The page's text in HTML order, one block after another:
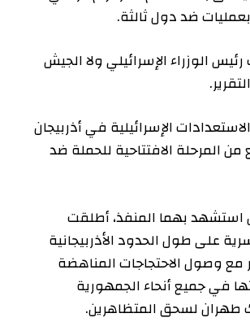
ضد دول ثالثة.
الوزراء الإسرائيلي ولا الجيش
الإسرائيلية في أذربيجان
المرحلة الافتتاحية للحملة ضد
بهما المنفذ، أطلقت
على طول الحدود الأذربيجانية
مع وصول الاحتجاجات المناهضة
في جميع أنحاء الجمهورية
طهران لسحق المتظاهرين.